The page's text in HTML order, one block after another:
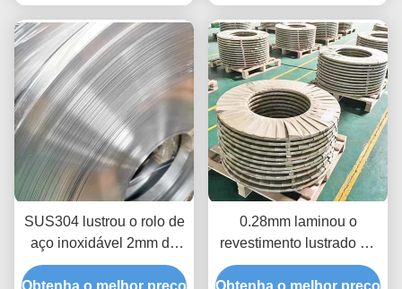
SUS304 lustrou o rolo de
aço inoxidável 2mm da
tira 1mm para a indústria
0.28mm laminou o
revestimento lustrado da
bobina SUS430 2B da